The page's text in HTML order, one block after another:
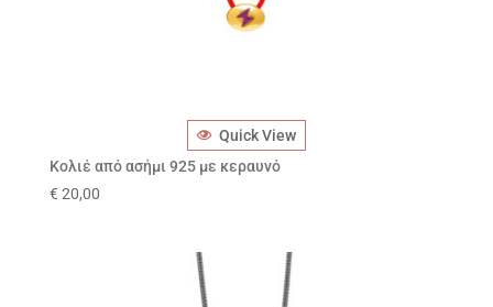
Quick View
Κολιέ από ασήμι 925 με κεραυνό
€ 20,00